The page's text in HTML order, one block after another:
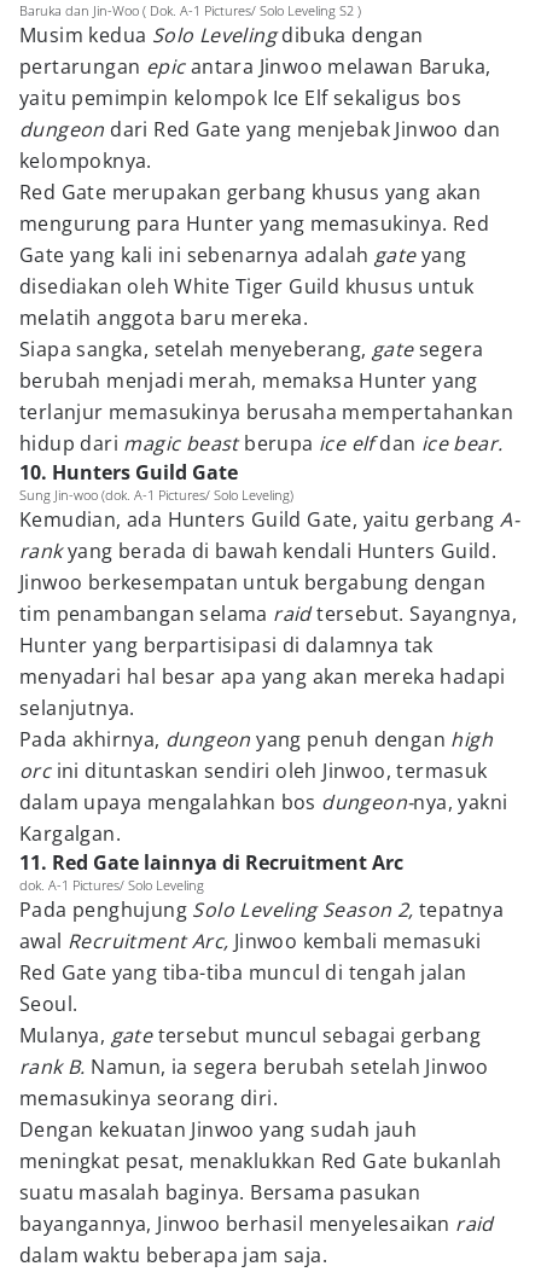
Baruka dan Jin-Woo ( Dok. A-1 Pictures/ Solo Leveling S2 )
Musim kedua Solo Levelingdibuka dengan
pertarungan epicantara Jinwoo melawan Baruka,
yaitu pemimpin kelompok Ice Elf sekaligus bos
dungeon dari Red Gate yang menjebak Jinwoo dan
kelompoknya.
Red Gate merupakan gerbang khusus yang akan
mengurung para Hunter yang memasukinya. Red
Gate yang kali ini sebenarnya adalah gateyang
disediakan oleh White Tiger Guild khusus untuk
melatih anggota baru mereka.
Siapa sangka, setelah menyeberang, gatesegera
berubah menjadi merah, memaksa Hunter yang
terlanjur memasukinya berusaha mempertahankan
hidup dari magic beastberupa ice elfdan ice bear.
10. Hunters Guild Gate
Sung Jin-woo (dok. A-1 Pictures/ Solo Leveling)
Kemudian, ada Hunters Guild Gate, yaitu gerbangA-
rankyang berada di bawah kendali Hunters Guild.
Jinwoo berkesempatan untuk bergabung dengan
tim penambangan selama raidtersebut. Sayangnya,
Hunter yang berpartisipasi di dalamnya tak
menyadari hal besar apa yang akan mereka hadapi
selanjutnya.
Pada akhirnya, dungeonyang penuh dengan high
orc ini dituntaskan sendiri oleh Jinwoo, termasuk
dalam upaya mengalahkan bos dungeon-nya, yakni
Kargalgan.
11. Red Gate lainnya di Recruitment Arc
dok. A-1 Pictures/ Solo Leveling
Pada penghujung Solo Leveling Season 2,tepatnya
awal Recruitment Arc, Jinwoo kembali memasuki
Red Gate yang tiba-tiba muncul di tengah jalan
Seoul.
Mulanya, gatetersebut muncul sebagai gerbang
rank B. Namun, ia segera berubah setelah Jinwoo
memasukinya seorang diri.
Dengan kekuatan Jinwoo yang sudah jauh
meningkat pesat, menaklukkan Red Gate bukanlah
suatu masalah baginya. Bersama pasukan
bayangannya, Jinwoo berhasil menyelesaikan raid
dalam waktu beberapa jam saja.